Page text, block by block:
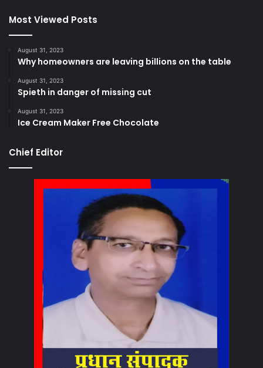
Most Viewed Posts
August 31, 2023
Why homeowners are leaving billions on the table
August 31, 2023
Spieth in danger of missing cut
August 31, 2023
Ice Cream Maker Free Chocolate
Chief Editor